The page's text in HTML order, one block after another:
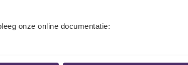
onze online documentatie: